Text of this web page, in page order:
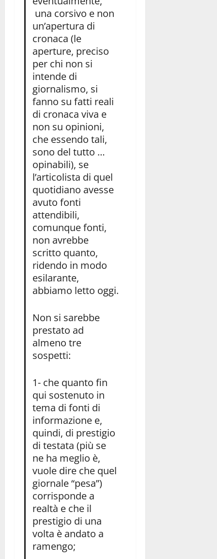
una corsivo e non
un’apertura di
cronaca (le
aperture, preciso
per chi non si
intende di
giornalismo, si
fanno su fatti reali
di cronaca viva e
non su opinioni,
che essendo tali,
sono del tutto …
opinabili), se
l’articolista di quel
quotidiano avesse
avuto fonti
attendibili,
comunque fonti,
non avrebbe
scritto quanto,
ridendo in modo
esilarante,
abbiamo letto oggi.
Non si sarebbe
prestato ad
almeno tre
sospetti:
1- che quanto fin
qui sostenuto in
tema di fonti di
informazione e,
quindi, di prestigio
di testata (più se
ne ha meglio è,
vuole dire che quel
giornale “pesa”)
corrisponde a
realtà e che il
prestigio di una
volta è andato a
ramengo;